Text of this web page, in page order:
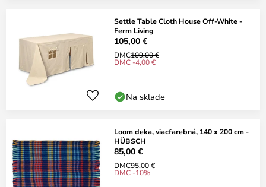
Settle Table Cloth House Off-White -
Ferm Living
105,00 €
DMC109,00 €
DMC -4,00 €
Na sklade
Loom deka, viacfarebná, 140 x 200 cm -
HÜBSCH
85,00 €
DMC95,00 €
DMC -10%